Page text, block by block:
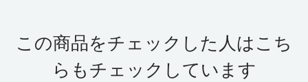
この商品をチェックした人はこち
らもチェックしています